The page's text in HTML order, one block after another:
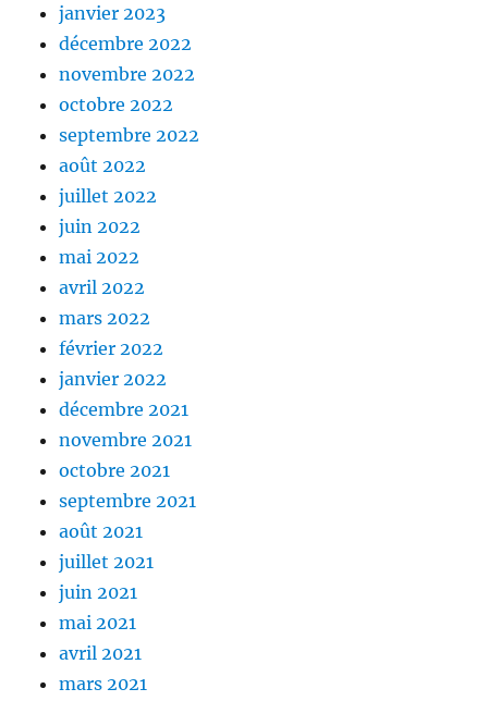
janvier 2023
décembre 2022
novembre 2022
octobre 2022
septembre 2022
août 2022
juillet 2022
juin 2022
mai 2022
avril 2022
mars 2022
février 2022
janvier 2022
décembre 2021
novembre 2021
octobre 2021
septembre 2021
août 2021
juillet 2021
juin 2021
mai 2021
avril 2021
mars 2021